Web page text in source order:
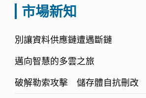
市場新知
別讓資料供應鏈遭遇斷鏈
邁向智慧的多雲之旅
破解勒索攻擊 儲存體自抗刪改